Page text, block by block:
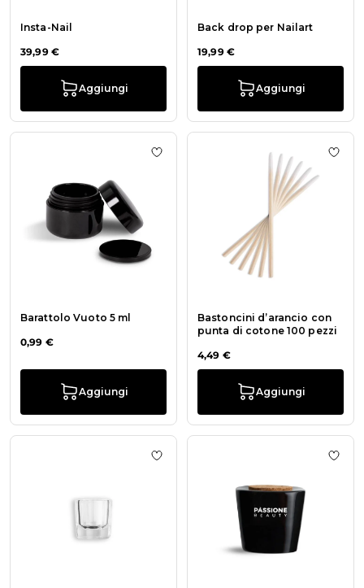
Insta-Nail
39,99 €
Aggiungi
Back drop per Nailart
19,99 €
Aggiungi
Barattolo Vuoto 5 ml
0,99 €
Aggiungi
Aggiungi alla wishlist Barattolo
Bastoncini d’arancio con
punta di cotone 100 pezzi
4,49 €
Aggiungi
Aggiungi alla wishlist Bicchierino